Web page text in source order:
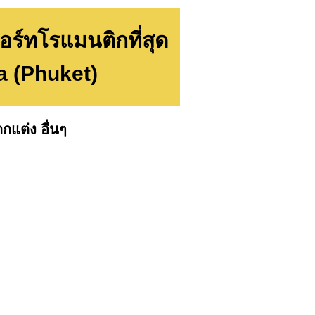
ร์ทโรแมนติกที่สุด
(Phuket)
แต่ง อื่นๆ